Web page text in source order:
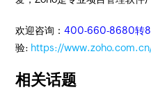
欢迎咨询：400-660-8680转
验: https://
相关话题